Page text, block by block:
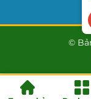
©